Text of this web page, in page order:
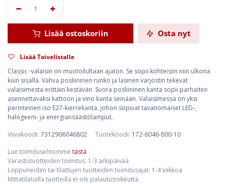
Lisää ostoskoriin Osta nyt
Lisää Toivelistalle
Classic -valaisin on muotoilultaan ajaton. Se sopii kohteisiin niin ulkona
kuin sisällä. Vahva posliininen runko ja lasinen varjostin tekevät
valaisimesta erittäin kestävän. Suora posliininen kanta sopii parhaiten
asennettavaksi kattoon ja vino kanta seinään. Valaisimessa on yksi
perinteinen iso E27-kierrekanta, johon sopivat tavanomaiset LED-,
halogeeni- ja energiansäästölamput.
Viivakoodi: 7312906046802 Tuotekoodi: 172-6046-800-10
Lue toimitusehtomme tästä
Varastotuotteiden toimitus: 1-3 arkipäivää
Loppuneiden tai tilattujen tuotteiden toimitusajat: 1-4 viikkoa
Mittatilatuilla tuotteilla ei ole palautusoikeutta.